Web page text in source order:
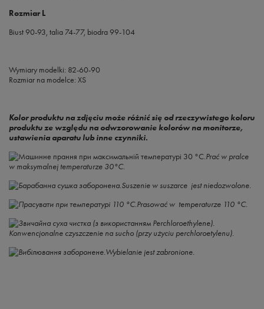
Rozmiar L
Biust 90-93, talia 74-77, biodra 99-104
Wymiary modelki: 82-60-90
Rozmiar na modelce: XS
Kolor produktu na zdjęciu może różnić się od rzeczywistego koloru
produktu ze względu na odwzorowanie kolorów na monitorze,
ustawienia aparatu lub inne czynniki.
Prać w pralce
w maksymalnej temperaturze 30°C.
Suszenie w suszarce jest niedozwolone.
Prasować w temperaturze 110 °C.
Konwencjonalne czyszczenie na sucho (przy użyciu perchloroetylenu).
Wybielanie jest zabronione.